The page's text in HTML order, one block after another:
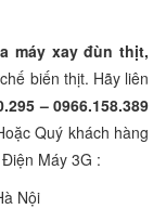
máy xay đùn thịt,
biến thịt. Hãy liên
– 0966.158.389
Quý khách hàng
Máy 3G :
Nội